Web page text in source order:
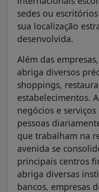
sedes ou
sua localização
desenvolvida.
Além das
abriga diversos
shoppings,
estabelecimentos.
negócios e
pessoas
que trabalham na
avenida se
principais centros
abriga diversas
bancos, empresas